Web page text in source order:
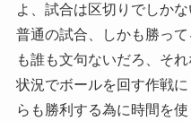
よ、試合は区切りでしかな
普通の試合、しかも勝っ
も誰も文句ないだろ、そ
状況でボールを回す作戦
らも勝利する為に時間を使